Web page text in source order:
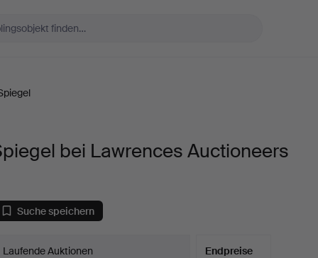
bei Lawrences Auctioneers
Suche speichern
Laufende Auktionen
Endpreise